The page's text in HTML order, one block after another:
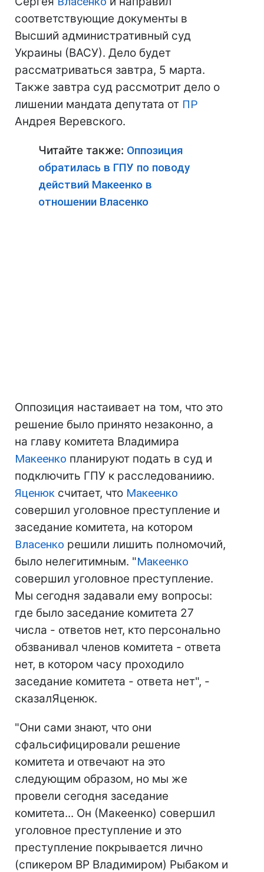
соответствующие документы в
Высший административный суд
Украины (ВАСУ). Дело будет
рассматриваться завтра, 5 марта.
Также завтра суд рассмотрит дело о
лишении мандата депутата от ПР
Андрея Веревского.
Читайте также: Оппозиция
обратилась в ГПУ по поводу
действий Макеенко в
отношении Власенко
Оппозиция настаивает на том, что это
решение было принято незаконно, а
на главу комитета Владимира
Макеенко планируют подать в суд и
подключить ГПУ к расследованиию.
Яценюк считает, что Макеенко
совершил уголовное преступление и
заседание комитета, на котором
Власенко решили лишить полномочий,
было нелегитимным. "Макеенко
совершил уголовное преступление.
Мы сегодня задавали ему вопросы:
где было заседание комитета 27
числа - ответов нет, кто персонально
обзванивал членов комитета - ответа
нет, в котором часу проходило
заседание комитета - ответа нет", -
сказалЯценюк.
"Они сами знают, что они
сфальсифицировали решение
комитета и отвечают на это
следующим образом, но мы же
провели сегодня заседание
комитета... Он (Макеенко) совершил
уголовное преступление и это
преступление покрывается лично
(спикером ВР Владимиром) Рыбаком и